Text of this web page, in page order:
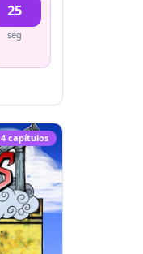
25
seg
4capítulos